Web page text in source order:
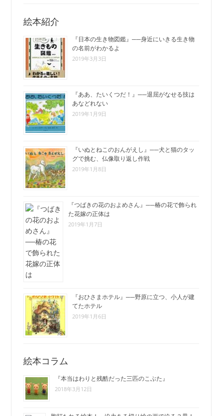
絵本紹介
『日本の生き物図鑑』──身近にいきる生き物
の名前がわかるよ
2019年3月3日
『ああ、たいくつだ！』──退屈がなせる技は
あなどれない
2019年1月9日
『いぬとねこのおんがえし』──犬と猫のタッ
グで挑む、仏像取り返し作戦
2019年1月8日
『つばきの花のおよめさん』──椿の花で飾られ
た花嫁の正体は
2019年1月7日
『おひさまホテル』──野原に立つ、小人が建
てたホテル
2019年1月6日
絵本コラム
『本当はわりと残酷だった三匹のこぶた』
2018年3月12日